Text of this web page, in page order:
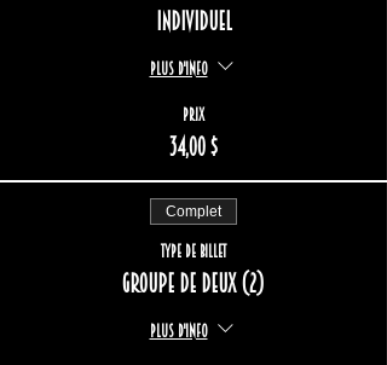
Individuel
Plus d'info
Prix
34,00 $
Complet
Type de billet
Groupe de deux (2)
Plus d'info